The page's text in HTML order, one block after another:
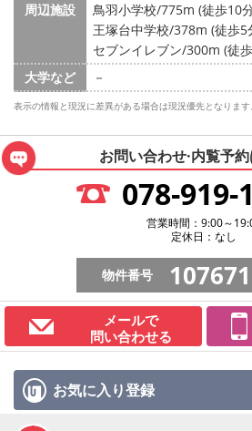
周辺施設
鳥羽小学校/775m (徒歩10
王塚台中学校/378m (徒歩5
セブンイレブン/300m (徒
大学など
－
表示の情報と現況に差異がある場合は現況優先となります。
お問い合わせ·内覧予
078-919-
営業時間：9:00～
定休日：なし
物件番号
メールで
問い合わせる
お気に入り登録